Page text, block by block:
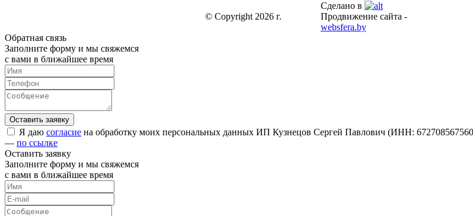
© Copyright 2026 г.
Сделано в
Продвижение сайта -
websfera.by
Обратная связь
Заполните форму и мы свяжемся
с вами в ближайшее время
Я даю согласие на обработку моих персональных данных ИП Кузнецов Сергей Павлович (ИНН:
— по ссылке
Оставить заявку
Заполните форму и мы свяжемся
с вами в ближайшее время